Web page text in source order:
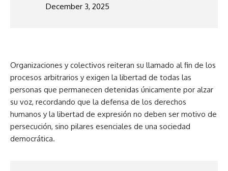
December 3, 2025
Organizaciones y colectivos reiteran su llamado al fin de los
procesos arbitrarios y exigen la libertad de todas las
personas que permanecen detenidas únicamente por alzar
su voz, recordando que la defensa de los derechos
humanos y la libertad de expresión no deben ser motivo de
persecución, sino pilares esenciales de una sociedad
democrática.